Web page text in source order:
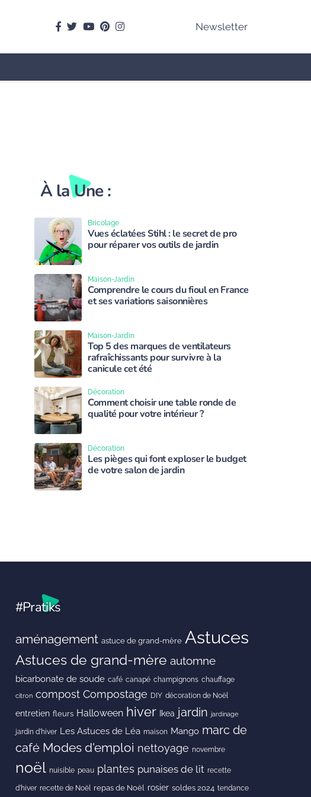
facebook
Twitteryoutubepinterest
instagram Newsletter
À la Une :
Vues éclatées Stihl : le secret de pro
pour réparer vos outils de jardin
Bricolage
Comprendre le cours du fioul en France
et ses variations saisonnières
Maison-Jardin
Top 5 des marques de ventilateurs
rafraîchissants pour survivre à la
canicule cet été
Maison-Jardin
Comment choisir une table ronde de
qualité pour votre intérieur ?
Décoration
Les pièges qui font exploser le budget
de votre salon de jardin
Décoration
#Pratiks
aménagement astuce de grand-mère Astuces
Astuces de grand-mère automne
bicarbonate de soude café canapé champignons chauffage
citron compost Compostage DIY décoration de Noël
entretien fleurs Halloween hiver Ikea jardin jardinage
jardin d'hiver Les Astuces de Léa maison Mango marc de
café Modes d'emploi nettoyage novembre
noël nuisible peau plantes punaises de lit recette
d'hiver recette de Noël repas de Noël rosier soldes 2024 tendance